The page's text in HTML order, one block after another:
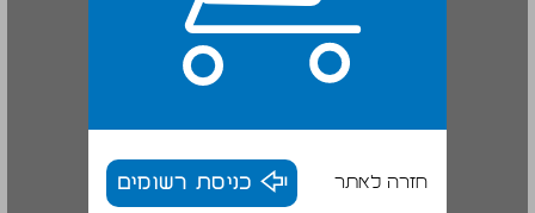
חזרה לאתר כניסת רשומים